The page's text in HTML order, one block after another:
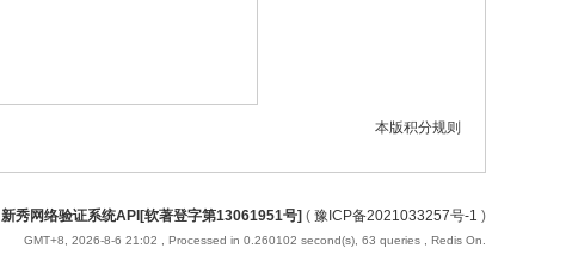
本版积分规则
新秀网络验证系统API[软著登字第13061951号] ( 豫ICP备2021033257号-1 )
GMT+8, 2026-8-6 21:02 , Processed in 0.260102 second(s), 63 queries , Redis On.